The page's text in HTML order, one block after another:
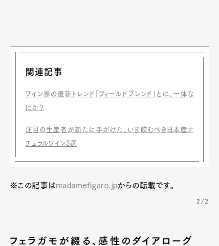
Pen international Pen tw
関連記事
ワイン界の最新トレンド「フィールドブレンド」とは、一体な
にか？
注目の生産者が新たに手がけた、いま飲むべき日本産ナ
チュラルワイン3選
※この記事はmadamefigaro.jpからの転載です。
2/2
フェラガモが綴る、感性のダイアローグ